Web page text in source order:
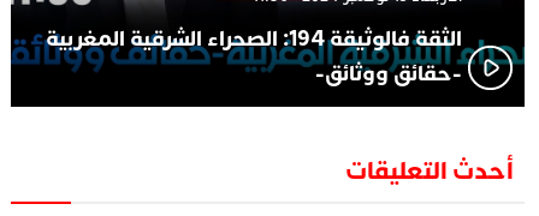
الثقة فالوثيقة 194: الصحراء الشرقية المغربية
-حقائق ووثائق-
أحدث التعليقات